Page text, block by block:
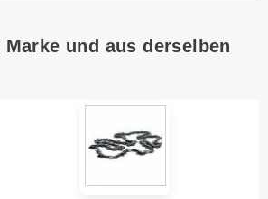
und aus derselben